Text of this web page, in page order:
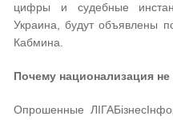
цифры и судебные
Украина, будут объявлены
Кабмина.
Почему национализация
Опрошенные